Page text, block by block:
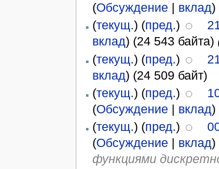
(Обсуждение | вклад)
(текущ.) (пред.)
вклад) (24 543 байта)
(текущ.) (пред.)
вклад) (24 509 байт)
(текущ.) (пред.)
(Обсуждение | вклад)
(текущ.) (пред.)
(Обсуждение | вклад)
функциями